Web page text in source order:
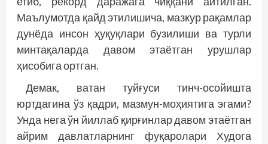
Маълумотда қайд этилишича, мазкур рақамлар
дунёда инсон ҳуқуқлари бузилиши ва турли
минтақаларда давом этаётган урушлар
ҳисобига ортган.
Демак, ватан туйғуси тинч-осойишта
юртдагина ўз қадри, мазмун-моҳиятига эгами?
Унда нега ўн йиллаб қирғинлар давом этаётган
айрим давлатларнинг фуқаролари Худога